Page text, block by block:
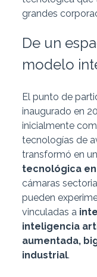
grandes
De un
modelo
El punto de
inaugurado en
inicialmente
tecnologías de
transformó en un
tecnológica
cámaras
pueden
vinculadas a
inteligencia
aumentada,
industrial.